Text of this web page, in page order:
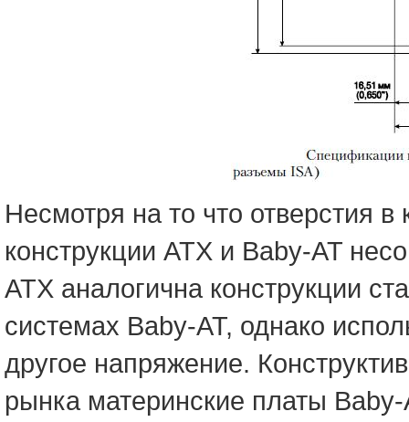
Несмотря на то что отверстия в
конструкции ATX и Baby-AT
ATX аналогична конструкции
системах Baby-AT, однако
другое напряжение.
рынка материнские платы